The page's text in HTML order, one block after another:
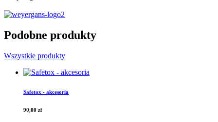
Podobne produkty
Wszystkie produkty
Safetox - akcesoria
90,00 zł